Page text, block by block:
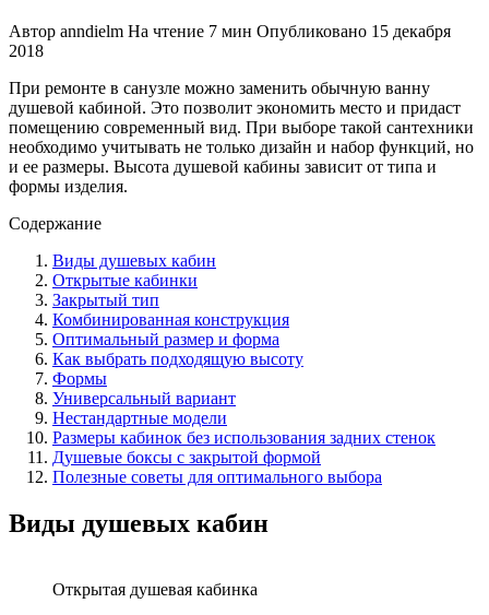
Автор anndielm На чтение 7 мин Опубликовано 15 декабря
2018
При ремонте в санузле можно заменить обычную ванну
душевой кабиной. Это позволит экономить место и придаст
помещению современный вид. При выборе такой сантехники
необходимо учитывать не только дизайн и набор функций, но
и ее размеры. Высота душевой кабины зависит от типа и
формы изделия.
Содержание
Виды душевых кабин
Открытые кабинки
Закрытый тип
Комбинированная конструкция
Оптимальный размер и форма
Как выбрать подходящую высоту
Формы
Универсальный вариант
Нестандартные модели
Размеры кабинок без использования задних стенок
Душевые боксы с закрытой формой
Полезные советы для оптимального выбора
Виды душевых кабин
Открытая душевая кабинка